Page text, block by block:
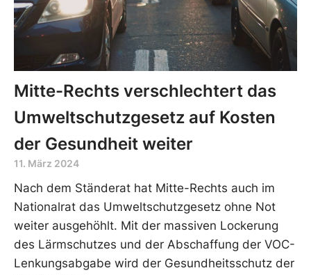
Mitte-Rechts verschlechtert das
Umweltschutzgesetz auf Kosten
der Gesundheit weiter
11. März 2024
Nach dem Ständerat hat Mitte-Rechts auch im
Nationalrat das Umweltschutzgesetz ohne Not
weiter ausgehöhlt. Mit der massiven Lockerung
des Lärmschutzes und der Abschaffung der VOC-
Lenkungsabgabe wird der Gesundheitsschutz der